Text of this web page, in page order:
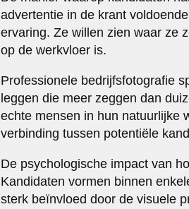
advertentie in de krant
ervaring. Ze willen zien waar ze
op de werkvloer is.
Professionele bedrijfsfotografie
leggen die meer zeggen dan
echte mensen in hun natuurlijke
verbinding tussen potentiële
De psychologische impact van
Kandidaten vormen binnen
sterk beïnvloed door de visuele